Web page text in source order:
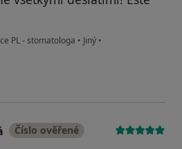
PL - stomatologa • Jiný •
Číslo ověřené